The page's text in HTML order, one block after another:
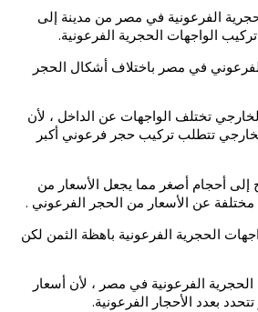
الفرعونية في مصر من مدينة إلى
الواجهات الحجرية الفرعونية.
في مصر باختلاف أشكال الحجر
تختلف الواجهات عن الداخل ، لأن
تتطلب تركيب حجر فرعوني أكبر
إلى أحجام أصغر مما يجعل الأسعار من
عن الأسعار من الحجر الفرعوني .
الحجرية الفرعونية باهظة الثمن لكن
الفرعونية في مصر ، لأن أسعار
بعدد الأحجار الفرعونية.